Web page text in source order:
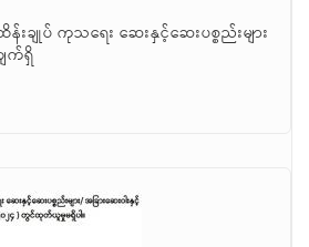
းချုပ် ကုသရေး ဆေးနှင့်ဆေးပစ္စည်းများ
က်ရှိ